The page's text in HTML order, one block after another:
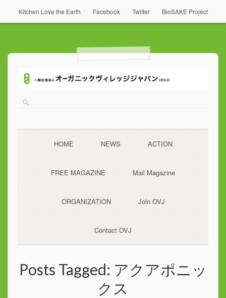
Kitchen Love the Earth Facebook Twitter BioSAKE Project
HOME NEWS ACTION
FREE MAGAZINE Mail Magazine
ORGANIZATION Join OVJ
Contact OVJ
Posts Tagged: アクアポニッ
クス